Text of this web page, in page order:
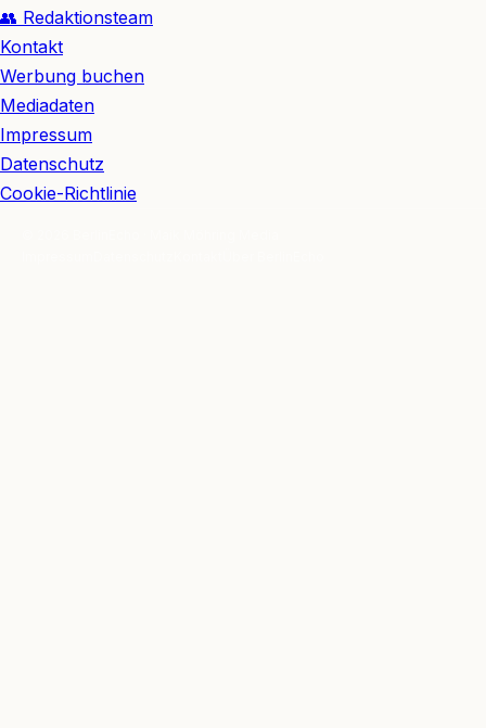
👥 Redaktionsteam
Kontakt
Werbung buchen
Mediadaten
Impressum
Datenschutz
Cookie-Richtlinie